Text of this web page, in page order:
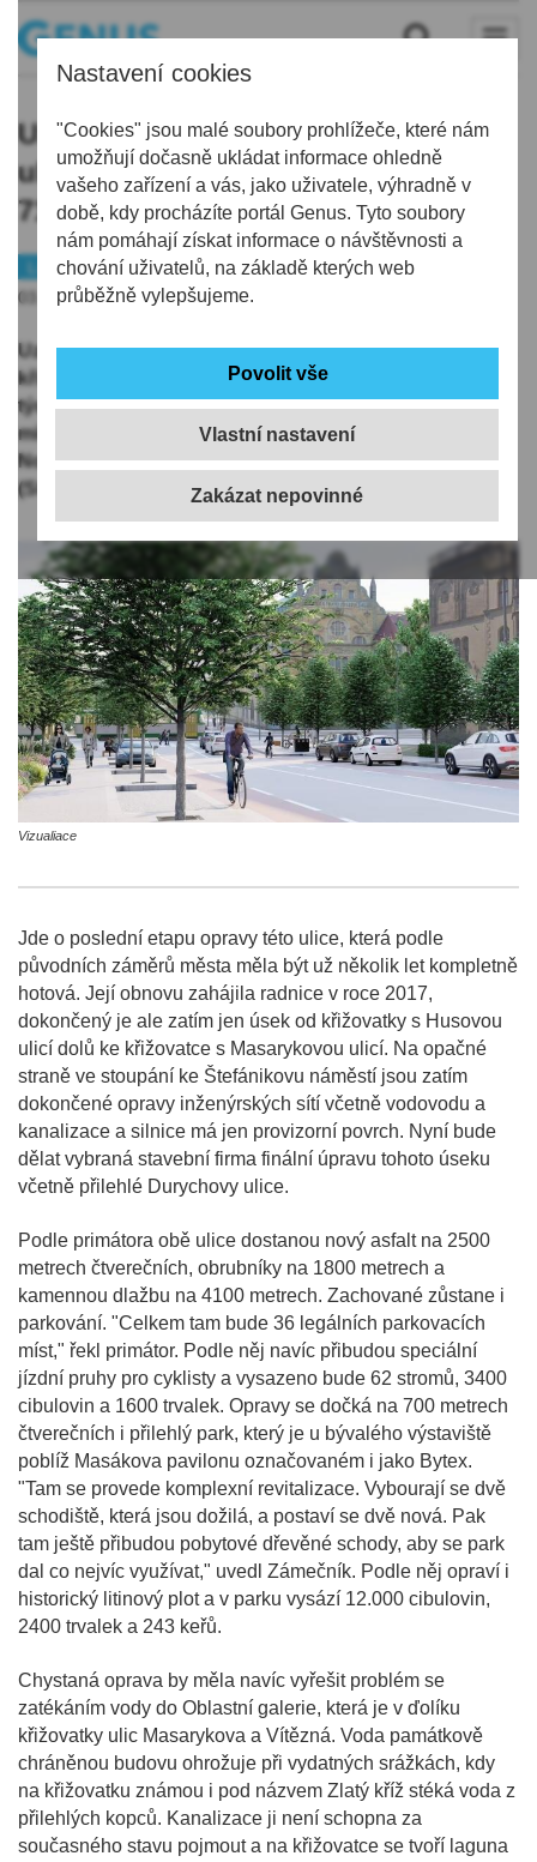
Nastavení cookies
"Cookies" jsou malé soubory prohlížeče, které nám
umožňují dočasně ukládat informace ohledně
vašeho zařízení a vás, jako uživatele, výhradně v
době, kdy procházíte portál Genus. Tyto soubory
nám pomáhají získat informace o návštěvnosti a
chování uživatelů, na základě kterých web
průběžně vylepšujeme.
Vlastní nastavení
Uzavírka frekventované Vítězné
ulice v Liberci kvůli rekonstrukci za
71 milionů začne za týden
Doprava
Liberec
03.09.2025 | 15:38
Uzavírka frekventované Vítězné ulice mezi kasárnami a
křižovatkou u muzea a galérií v Liberci začne příští
týden ve středu. Tento úsek čeká rekonstrukce za 71
milionů korun. Práce potrvají do konce letošního roku.
Novinářům to dnes řekl primátor Jaroslav Zámečník
(Starostové pro Liberecký kraj).
Vizualiace
Jde o poslední etapu opravy této ulice, která podle
původních záměrů města měla být už několik let kompletně
hotová. Její obnovu zahájila radnice v roce 2017,
dokončený je ale zatím jen úsek od křižovatky s Husovou
ulicí dolů ke křižovatce s Masarykovou ulicí. Na opačné
straně ve stoupání ke Štefánikovu náměstí jsou zatím
dokončené opravy inženýrských sítí včetně vodovodu a
kanalizace a silnice má jen provizorní povrch. Nyní bude
dělat vybraná stavební firma finální úpravu tohoto úseku
včetně přilehlé Durychovy ulice.
Podle primátora obě ulice dostanou nový asfalt na 2500
metrech čtverečních, obrubníky na 1800 metrech a
kamennou dlažbu na 4100 metrech. Zachované zůstane i
parkování. "Celkem tam bude 36 legálních parkovacích
míst," řekl primátor. Podle něj navíc přibudou speciální
jízdní pruhy pro cyklisty a vysazeno bude 62 stromů, 3400
cibulovin a 1600 trvalek. Opravy se dočká na 700 metrech
čtverečních i přilehlý park, který je u bývalého výstaviště
poblíž Masákova pavilonu označovaném i jako Bytex.
"Tam se provede komplexní revitalizace. Vybourají se dvě
schodiště, která jsou dožilá, a postaví se dvě nová. Pak
tam ještě přibudou pobytové dřevěné schody, aby se park
dal co nejvíc využívat," uvedl Zámečník. Podle něj opraví i
historický litinový plot a v parku vysází 12.000 cibulovin,
2400 trvalek a 243 keřů.
Chystaná oprava by měla navíc vyřešit problém se
zatékáním vody do Oblastní galerie, která je v ďolíku
křižovatky ulic Masarykova a Vítězná. Voda památkově
chráněnou budovu ohrožuje při vydatných srážkách, kdy
na křižovatku známou i pod názvem Zlatý kříž stéká voda z
přilehlých kopců. Kanalizace ji není schopna za
současného stavu pojmout a na křižovatce se tvoří laguna